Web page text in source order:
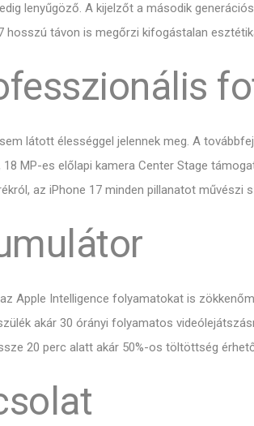
lenyűgöző. A kijelzőt a második
hosszú távon is megőrzi kifogástalan
látott élességgel jelennek meg. A
MP-es előlapi kamera Center Stage
az iPhone 17 minden pillanatot művészi
Apple Intelligence folyamatokat is
akár 30 órányi folyamatos
20 perc alatt akár 50%-os töltöttség